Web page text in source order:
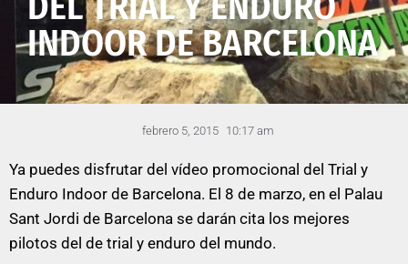
INDOOR DE BARCELONA
febrero 5, 2015 10:17 am
Ya puedes disfrutar del vídeo promocional del Trial y
Enduro Indoor de Barcelona. El 8 de marzo, en el Palau
Sant Jordi de Barcelona se darán cita los mejores
pilotos del de trial y enduro del mundo.